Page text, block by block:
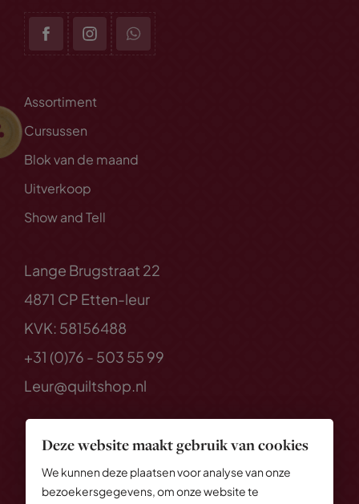
Deze website maakt gebruik van cookies
We kunnen deze plaatsen voor analyse van onze
bezoekersgegevens, om onze website te
Assortiment
Cursussen
Blok van de maand
Uitverkoop
Show and Tell
Lange Brugstraat 22
4871 CP Etten-leur
KVK: 58156488
+31 (0)76 - 503 55 99
Leur@quiltshop.nl